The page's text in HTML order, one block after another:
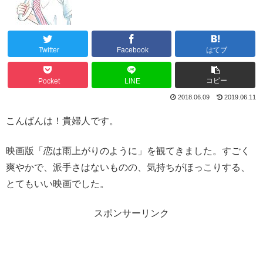
Twitter Facebook はてブ
Pocket LINE コピー
2018.06.09 2019.06.11
こんばんは！貴婦人です。
映画版「恋は雨上がりのように」を観てきました。すごく
爽やかで、派手さはないものの、気持ちがほっこりする、
とてもいい映画でした。
スポンサーリンク